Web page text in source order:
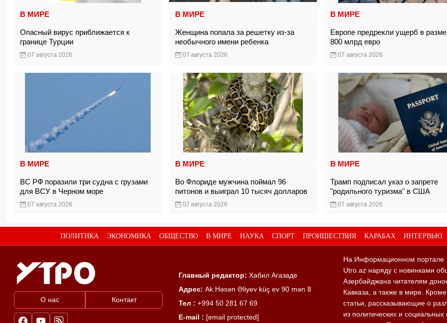
В МИРЕ
Опасный вирус приближается к
границе Турции
07 августа 2026
В МИРЕ
Женщина попала за решетку из-за
необычного имени ребенка
07 августа 2026
В МИРЕ
Европе предрекли ущерб в
800 млрд евро
07 августа 2026
В МИРЕ
ВС РФ поразили три судна с грузами
для ВСУ в Черном море
07 августа 2026
В МИРЕ
Во Флориде мужчина поймал 96
питонов и выиграл 10 тысяч долларов
07 августа 2026
В МИРЕ
Трамп подписал указ о запрете
"родильного туризма" в США
07 августа 2026
ПОЛИТИКА ЭКОНОМИКА ОБЩЕСТВО В МИРЕ НАУКА СПОРТ ПРОИШЕСТВИЯ КАРАБАХ ИНТЕРВЬЮ
О нас Контакт
Главный редактор: Хабил Агазаде
Адрес: Ak.Həsən Əliyev küç ev 90 mən 8
Тел : +994 50 281 67 69
E-mail : [email protected]
На Информационном портале
Utro.az наряду с новинками
Азербайджана читателям
Кавказа, а также в мире.
статьи, рассказывающие о
из политических и